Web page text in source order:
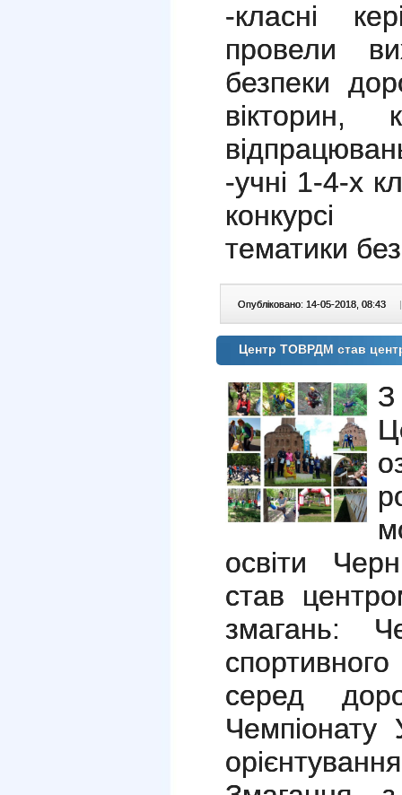
-класні
провели
безпеки
вікторин,
-учні 1-4-х
конкурсі
тематики
Опубліковано: 14-05-2018, 08:43 |
Центр ТОВРДМ став
З
освіти
став
змагань:
серед
Чемпіонату